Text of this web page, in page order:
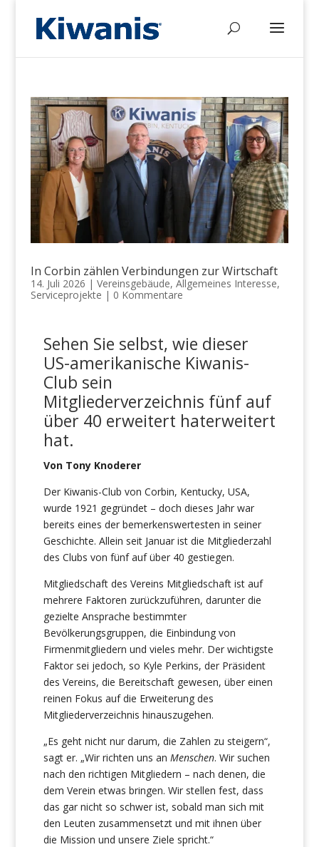
In Corbin zählen Verbindungen zur Wirtschaft
14. Juli 2026 | Vereinsgebäude, Allgemeines Interesse,
Serviceprojekte | 0 Kommentare
Sehen Sie selbst, wie dieser
US-amerikanische Kiwanis-
Club sein
Mitgliederverzeichnis fünf auf
über 40 erweitert haterweitert
hat.
Von Tony Knoderer
Der Kiwanis-Club von Corbin, Kentucky, USA,
wurde 1921 gegründet – doch dieses Jahr war
bereits eines der bemerkenswertesten in seiner
Geschichte. Allein seit Januar ist die Mitgliederzahl
des Clubs von fünf auf über 40 gestiegen.
Mitgliedschaft des Vereins Mitgliedschaft ist auf
mehrere Faktoren zurückzuführen, darunter die
gezielte Ansprache bestimmter
Bevölkerungsgruppen, die Einbindung von
Firmenmitgliedern und vieles mehr. Der wichtigste
Faktor sei jedoch, so Kyle Perkins, der Präsident
des Vereins, die Bereitschaft gewesen, über einen
reinen Fokus auf die Erweiterung des
Mitgliederverzeichnis hinauszugehen.
„Es geht nicht nur darum, die Zahlen zu steigern“,
sagt er. „Wir richten uns an Menschen. Wir suchen
nach den richtigen Mitgliedern – nach denen, die
dem Verein etwas bringen. Wir stellen fest, dass
das gar nicht so schwer ist, sobald man sich mit
den Leuten zusammensetzt und mit ihnen über
die Mission und unsere Ziele spricht.“